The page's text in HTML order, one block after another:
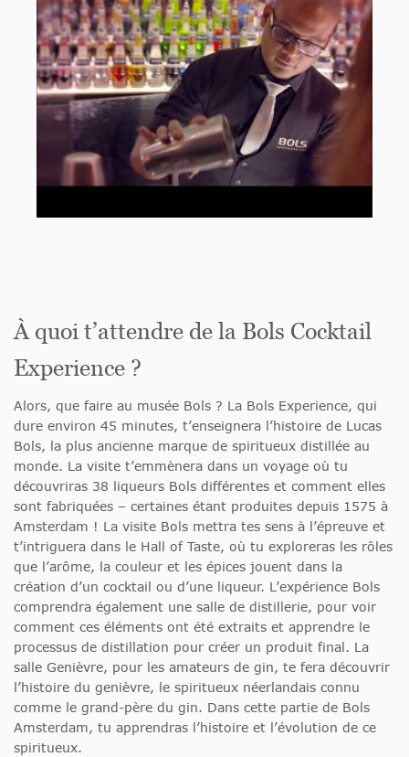
À quoi t’attendre de la Bols Cocktail
Experience ?
Alors, que faire au musée Bols ? La Bols Experience, qui
dure environ 45 minutes, t’enseignera l’histoire de Lucas
Bols, la plus ancienne marque de spiritueux distillée au
monde. La visite t’emmènera dans un voyage où tu
découvriras 38 liqueurs Bols différentes et comment elles
sont fabriquées – certaines étant produites depuis 1575 à
Amsterdam ! La visite Bols mettra tes sens à l’épreuve et
t’intriguera dans le Hall of Taste, où tu exploreras les rôles
que l’arôme, la couleur et les épices jouent dans la
création d’un cocktail ou d’une liqueur. L’expérience Bols
comprendra également une salle de distillerie, pour voir
comment ces éléments ont été extraits et apprendre le
processus de distillation pour créer un produit final. La
salle Genièvre, pour les amateurs de gin, te fera découvrir
l’histoire du genièvre, le spiritueux néerlandais connu
comme le grand-père du gin. Dans cette partie de Bols
Amsterdam, tu apprendras l’histoire et l’évolution de ce
spiritueux.